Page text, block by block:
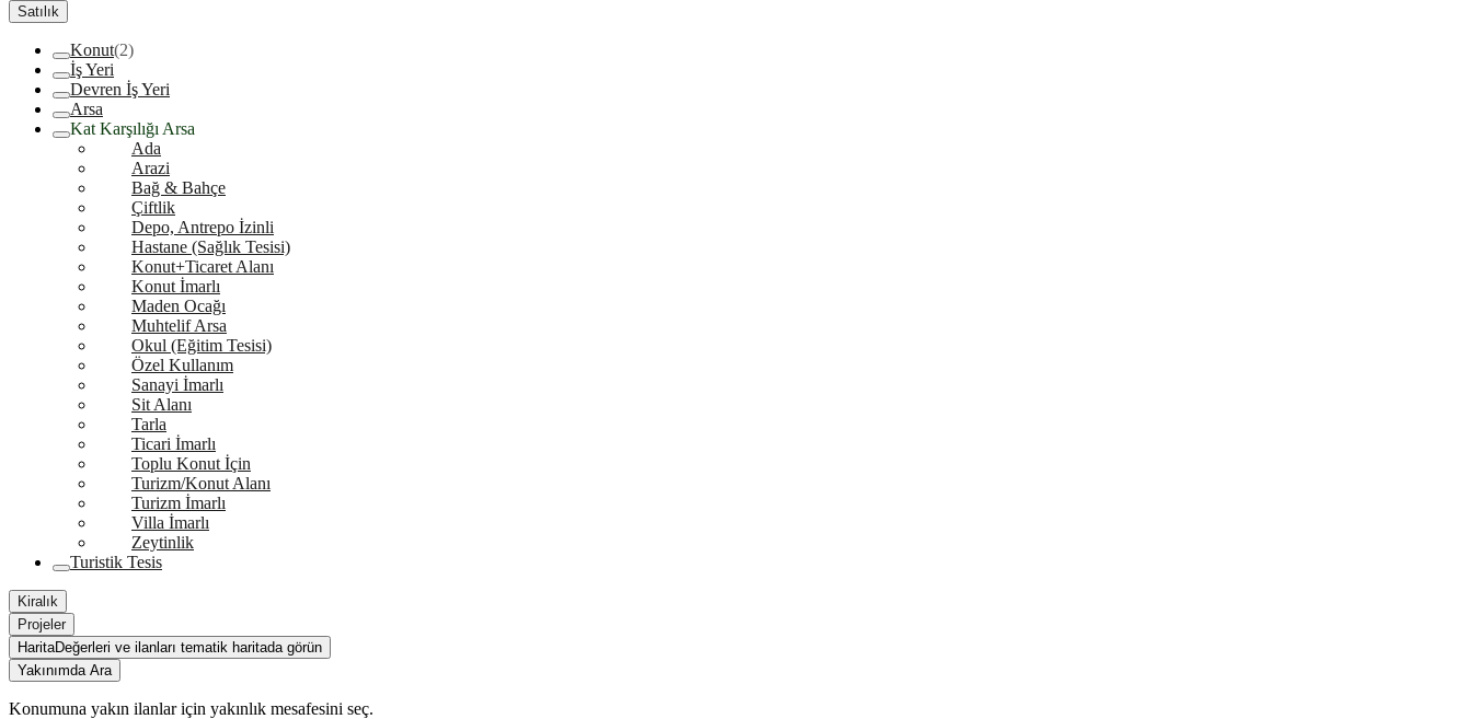
Satılık
Konut(2)
İş Yeri
Devren İş Yeri
Arsa
Kat Karşılığı Arsa
Ada
Arazi
Bağ & Bahçe
Çiftlik
Depo, Antrepo İzinli
Hastane (Sağlık Tesisi)
Konut+Ticaret Alanı
Konut İmarlı
Maden Ocağı
Muhtelif Arsa
Okul (Eğitim Tesisi)
Özel Kullanım
Sanayi İmarlı
Sit Alanı
Tarla
Ticari İmarlı
Toplu Konut İçin
Turizm/Konut Alanı
Turizm İmarlı
Villa İmarlı
Zeytinlik
Turistik Tesis
Kiralık
Projeler
HaritaDeğerleri ve ilanları tematik haritada görün
Yakınımda Ara
Konumuna yakın ilanlar için yakınlık mesafesini seç.